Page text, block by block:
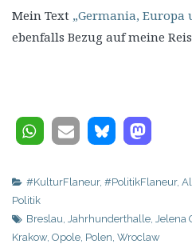
Mein Text „Germania, Europa
ebenfalls Bezug auf meine
#KulturFlaneur, #PolitikFlaneur,
Politik
Breslau
Jahrhunderthalle Jelena
Krakow, Opole Polen Wroclaw